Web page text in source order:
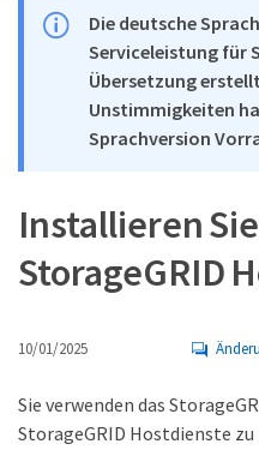
Die deutsche
Serviceleistung für
Übersetzung
Unstimmigkeiten
Sprachversion
Installieren
StorageGRID
10/01/2025
Sie verwenden das
StorageGRID Hostdienste